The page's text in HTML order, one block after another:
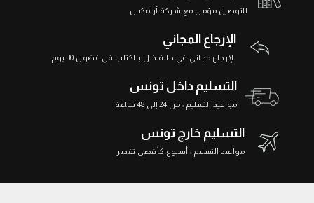
التوصيل مؤمن مع شركة أرامكس
الإرجاع المجاني
الإرجاع مجاني في حالة خلل بالكتاب في غضون 30 يوم
التسليم داخل تونس
مواعيد التسليم : من 24 إلى 48 ساعة
التسليم خارج تونس
مواعيد التسليم : أسبوع كأقصى تقدير